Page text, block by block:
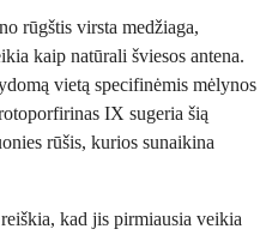
rūgštis virsta medžiaga,
kaip natūrali šviesos antena.
vietą specifinėmis mėlynos
IX sugeria šią
rūšis, kurios sunaikina
kad jis pirmiausia veikia